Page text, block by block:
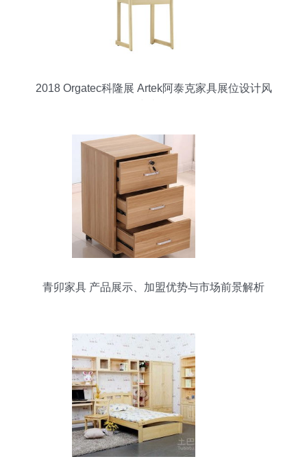
2018 Orgatec科隆展 Artek阿泰克家具展位设计风
青卯家具 产品展示、加盟优势与市场前景解析